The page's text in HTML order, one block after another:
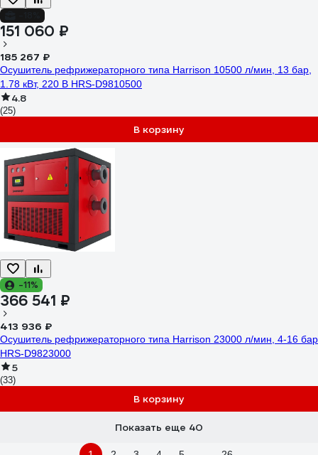
151 060 ₽
185 267 ₽
Осушитель рефрижераторного типа Harrison 10500 л/мин, 13 бар,
1.78 кВт, 220 В HRS-D9810500
4.8
(25)
В корзину
-11%
366 541 ₽
413 936 ₽
Осушитель рефрижераторного типа Harrison 23000 л/мин, 4-16 бар
HRS-D9823000
5
(33)
В корзину
Показать еще 40